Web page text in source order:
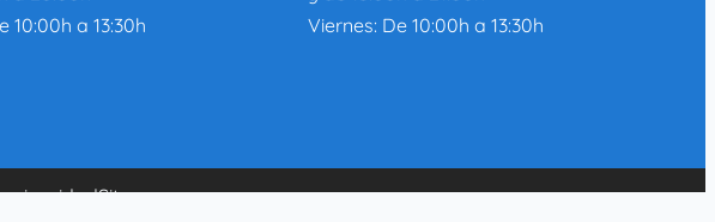
10:00h a 13:30h
Viernes: De 10:00h a 13:30h
privacidadSitemap